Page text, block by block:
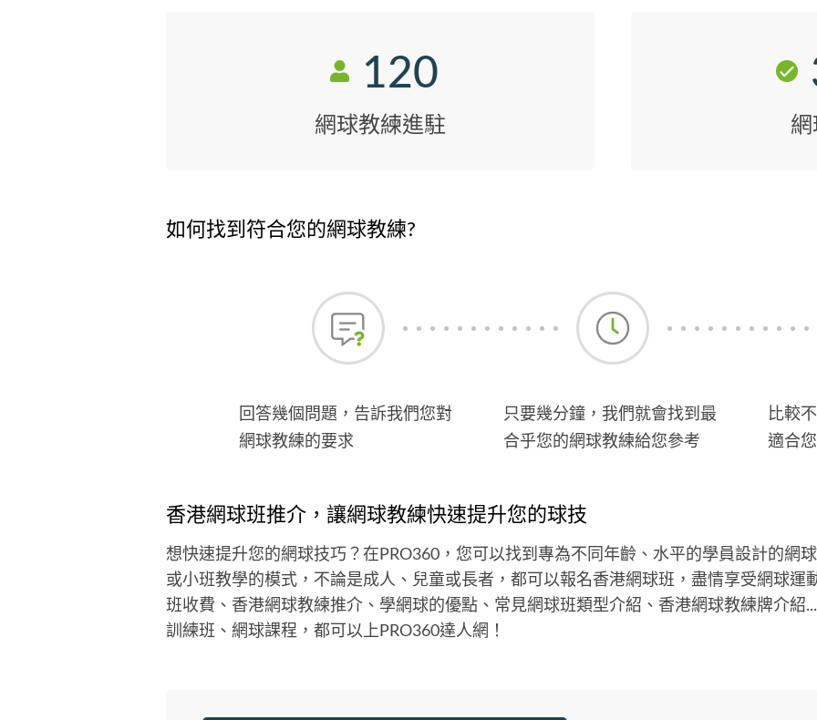
120
網球教練進駐
如何找到符合您的網球教練?
回答幾個問題，告訴我們您對
網球教練的要求
只要幾分鐘，我們就會找到最
合乎您的網球教練給您參考
比較
適合
香港網球班推介，讓網球教練快速提升您的球技
想快速提升您的網球技巧？在PRO360，您可以找到專為不同年齡、水平的學員設計的網
或小班教學的模式，不論是成人、兒童或長者，都可以報名香港網球班，盡情享受網球運
班收費、香港網球教練推介、學網球的優點、常見網球班類型介紹、香港網球教練牌介紹
訓練班、網球課程，都可以上PRO360達人網！